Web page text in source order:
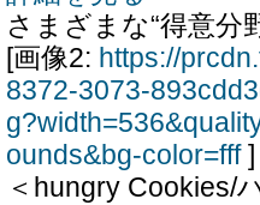
さまざまな“得意分
[画像2: https://
8372-3073-
ounds&bg-color=fff]
＜hungry Cookies/